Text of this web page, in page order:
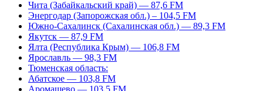
Чита (Забайкальский край) — 87,6 FM
Энергодар (Запорожская обл.) – 104,5 FM
Южно-Сахалинск (Сахалинская обл.) — 89,3 FM
Якутск — 87,9 FM
Ялта (Республика Крым) — 106,8 FM
Ярославль — 98,3 FM
Тюменская область:
Абатское — 103,8 FM
Аромашево — 103,5 FM